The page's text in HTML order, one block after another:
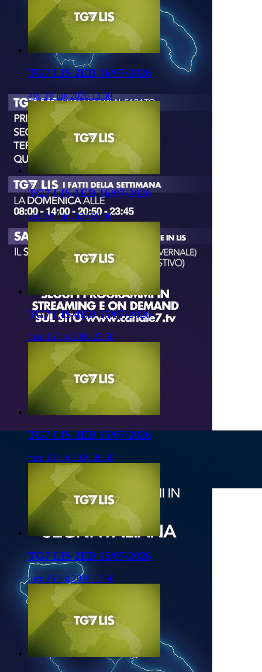
TG7 LIS 2ED 16/07/2026
gio, 16 lug 2026 13:50
TG7 LIS 1ED 16/07/2026
gio, 16 lug 2026 09:50
TG7 LIS 4ED 15/07/2026
mer, 15 lug 2026 23:50
TG7 LIS 3ED 15/07/2026
mer, 15 lug 2026 20:50
TG7 LIS 2ED 15/07/2026
mer, 15 lug 2026 13:50